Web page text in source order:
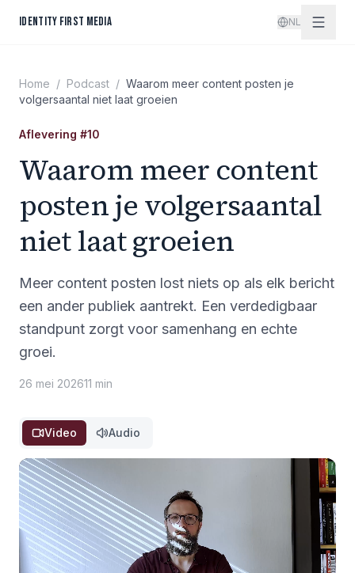
IDENTITY FIRST MEDIA NL
Home / Podcast / Waarom meer content posten je
volgersaantal niet laat groeien
Aflevering #10
Waarom meer content
posten je volgersaantal
niet laat groeien
Meer content posten lost niets op als elk bericht
een ander publiek aantrekt. Een verdedigbaar
standpunt zorgt voor samenhang en echte
groei.
26 mei 202611 min
Video Audio